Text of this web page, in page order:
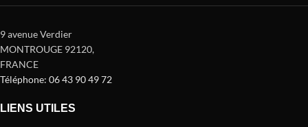
9 avenue Verdier
MONTROUGE 92120,
FRANCE
Téléphone: 06 43 90 49 72
LIENS UTILES